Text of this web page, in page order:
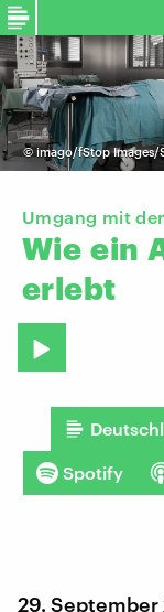
© imago/fStop Images/
Umgang mit
Wie ein
erlebt
Spotify
29. September